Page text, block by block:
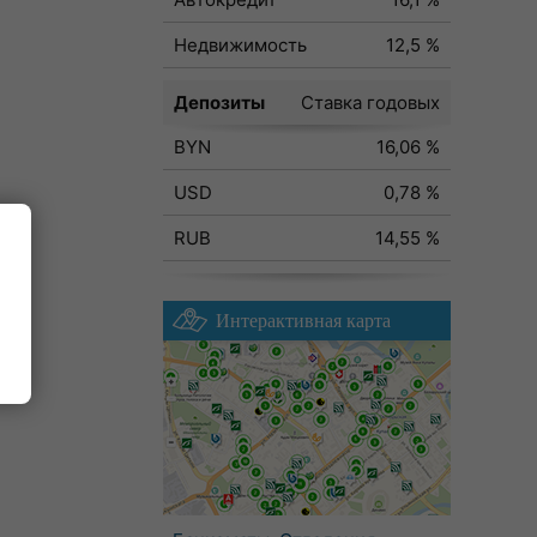
Недвижимость
12,5 %
Депозиты
Ставка годовых
BYN
16,06 %
USD
0,78 %
RUB
14,55 %
Интерактивная карта